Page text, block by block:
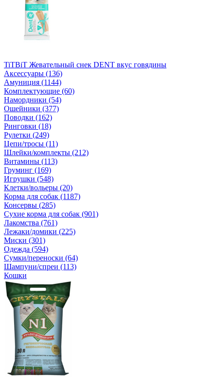
TiTBiT Жевательный снек DENT вкус говядины
Аксессуары (136)
Амуниция (1144)
Комплектующие (60)
Намордники (54)
Ошейники (377)
Поводки (162)
Ринговки (18)
Рулетки (249)
Цепи/тросы (11)
Шлейки/комплекты (212)
Витамины (113)
Груминг (169)
Игрушки (548)
Клетки/вольеры (20)
Корма для собак (1187)
Консервы (285)
Сухие корма для собак (901)
Лакомства (761)
Лежаки/домики (225)
Миски (301)
Одежда (594)
Сумки/переноски (64)
Шампуни/спреи (113)
Кошки